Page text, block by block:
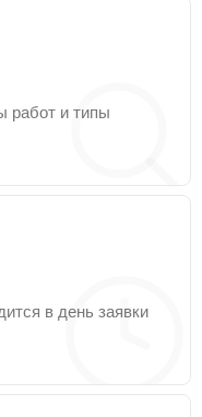
работ и типы
в день заявки